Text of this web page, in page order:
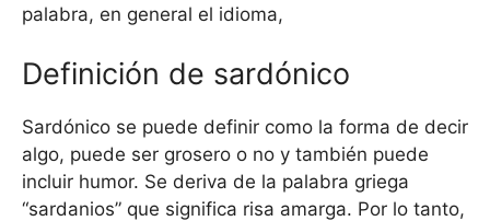
palabra, en general el idioma,
Definición de sardónico
Sardónico se puede definir como la forma de decir
algo, puede ser grosero o no y también puede
incluir humor. Se deriva de la palabra griega
“sardanios” que significa risa amarga. Por lo tanto,